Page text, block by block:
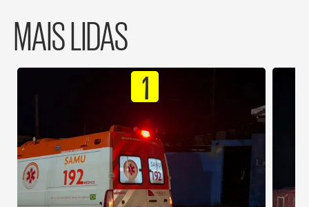
MAIS LIDAS
1